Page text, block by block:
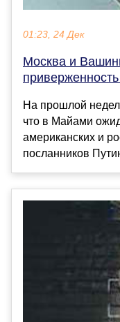
01:23, 24 Дек
Москва и
На прошлой
что в Майами
американских и
посланников